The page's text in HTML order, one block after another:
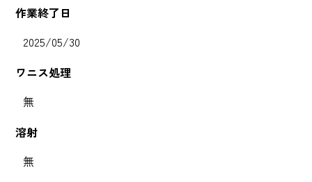
作業終了日
2025/05/30
ワニス処理
無
溶射
無